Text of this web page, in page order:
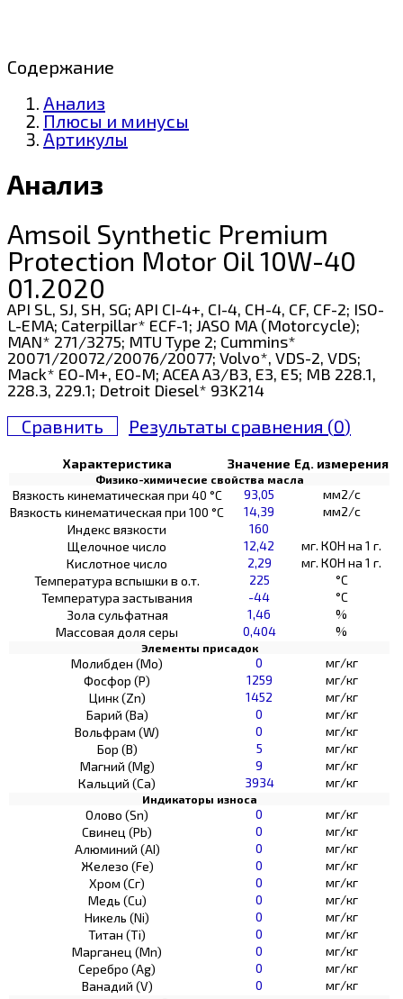
Содержание
Анализ
Плюсы и минусы
Артикулы
Анализ
Amsoil Synthetic Premium
Protection Motor Oil 10W-40
01.2020
API SL, SJ, SH, SG; API CI-4+, CI-4, CH-4, CF, CF-2; ISO-
L-EMA; Caterpillar* ECF-1; JASO MA (Motorcycle);
MAN* 271/3275; MTU Type 2; Cummins*
20071/20072/20076/20077; Volvo*, VDS-2, VDS;
Mack* EO-M+, EO-M; ACEA A3/B3, E3, E5; MB 228.1,
228.3, 229.1; Detroit Diesel* 93K214
Сравнить Результаты сравнения (0)
Характеристика Значение Ед. измерения
Физико-химичесие свойства масла
Вязкость кинематическая при 40 °С 93,05
мм2/с
Вязкость кинематическая при 100 °С
14,39
мм2/с
Индекс вязкости
160
Щелочное число
12,42
мг. КОН на 1 г.
Кислотное число
2,29
мг. КОН на 1 г.
Температура вспышки в о.т.
225
°C
Температура застывания
-44
°C
Зола сульфатная
1,46
%
Массовая доля серы
0,404 %
Элементы присадок
Молибден (Мо) 0
мг/кг
Фосфор (Р)
1259
мг/кг
Цинк (Zn)
1452
мг/кг
Барий (Ва)
0
мг/кг
Вольфрам (W)
0
мг/кг
Бор (В)
5
мг/кг
Магний (Mg)
9
мг/кг
Кальций (Са)
3934 мг/кг
Индикаторы износа
Олово (Sn) 0
мг/кг
Свинец (Pb)
0
мг/кг
Алюминий (AI)
0
мг/кг
Железо (Fe)
0
мг/кг
Хром (Сг)
0
мг/кг
Медь (Cu)
0
мг/кг
Никель (Ni)
0
мг/кг
Титан (Ti)
0
мг/кг
Марганец (Mn)
0
мг/кг
Серебро (Ag)
0
мг/кг
Ванадий (V)
0 мг/кг